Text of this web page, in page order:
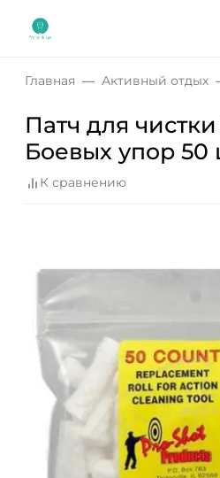
Главная Активный отдых
Патч для
Боевых упор 50
К сравнению